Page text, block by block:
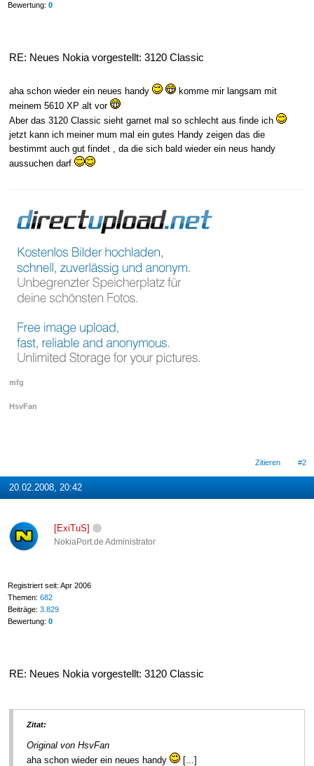
Bewertung: 0
RE: Neues Nokia vorgestellt: 3120 Classic
aha schon wieder ein neues handy
komme mir langsam mit
meinem 5610 XP alt vor
Aber das 3120 Classic sieht garnet mal so schlecht aus finde ich
jetzt kann ich meiner mum mal ein gutes Handy zeigen das die
bestimmt auch gut findet , da die sich bald wieder ein neus handy
aussuchen darf
mfg
HsvFan
Zitieren #2
20.02.2008, 20:42
[ExiTuS]
NokiaPort.de Administrator
Registriert seit: Apr 2006
Themen: 682
Beiträge: 3.829
Bewertung: 0
RE: Neues Nokia vorgestellt: 3120 Classic
Zitat:
Original von HsvFan
aha schon wieder ein neues handy
[...]